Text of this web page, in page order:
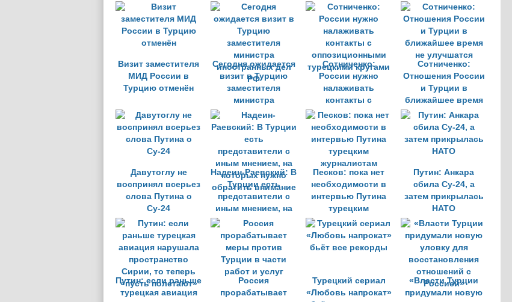
Визит заместителя
МИД России в
Турцию отменён
Сегодня ожидается
визит в Турцию
заместителя
министра
иностранных дел
РФ
Сотниченко:
России нужно
налаживать
контакты с
оппозиционными
турецкими кругами
Сотниченко:
Отношения России
и Турции в
ближайшее время
не улучшатся
Давутоглу не
воспринял всерьез
слова Путина о
Су-24
Надеин-Раевский: В
Турции есть
представители с
иным мнением, на
которых нужно
обратить внимание
Песков: пока нет
необходимости в
интервью Путина
турецким
журналистам
Путин: Анкара
сбила Су-24, а
затем прикрылась
НАТО
Путин: если раньше
турецкая авиация
Россия
прорабатывает
Турецкий сериал
«Любовь напрокат»
«Власти Турции
придумали новую